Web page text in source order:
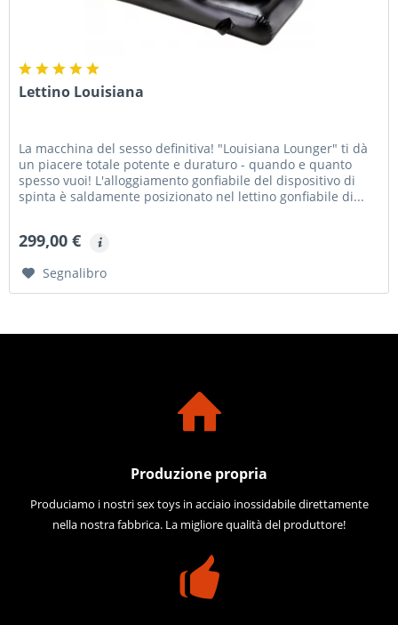
Lettino Louisiana
La macchina del sesso definitiva! "Louisiana Lounger" ti dà
un piacere totale potente e duraturo - quando e quanto
spesso vuoi! L'alloggiamento gonfiabile del dispositivo di
spinta è saldamente posizionato nel lettino gonfiabile di...
299,00 €
Segnalibro
Produzione propria
Produciamo i nostri sex toys in acciaio inossidabile direttamente
nella nostra fabbrica. La migliore qualità del produttore!